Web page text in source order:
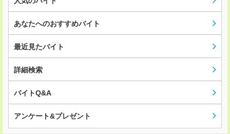
あなたへのおすすめバイト
最近見たバイト
詳細検索
バイトQ&A
アンケート&プレゼント